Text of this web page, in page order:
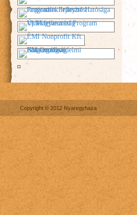
Copyright © 2012 Nyaregyhaza